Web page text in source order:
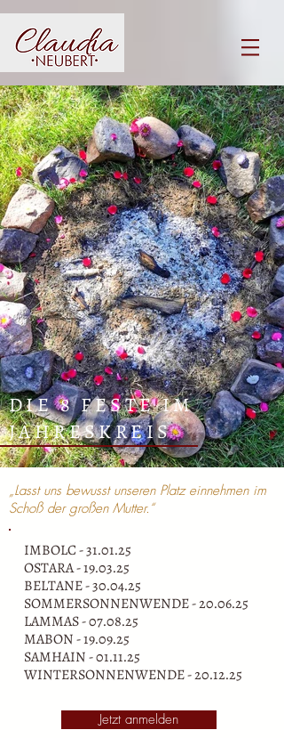
DIE 8 FESTE IM
JAHRESKREIS
„Lasst uns bewusst unseren Platz einnehmen im
Schoß der großen Mutter.“
IMBOLC - 31.01.25
OSTARA - 19.03.25
BELTANE - 30.04.25
SOMMERSONNENWENDE -20.06.25
LAMMAS -07.08.25
MABON - 19.09.25
SAMHAIN -01.11.25
WINTERSONNENWENDE -20.12.25
Jetzt anmelden